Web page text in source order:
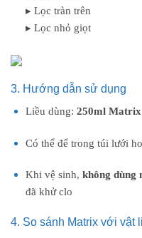
▸ Lọc tràn trên
▸ Lọc nhỏ giọt
3. Hướng dẫn sử dụng
Liều dùng: 250ml Matrix
Có thể để trong túi lưới
Khi vệ sinh, không dùng
đã khử clo
4. So sánh Matrix với vật